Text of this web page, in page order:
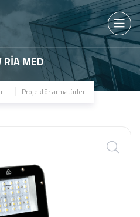
MED
Projektör armatürler